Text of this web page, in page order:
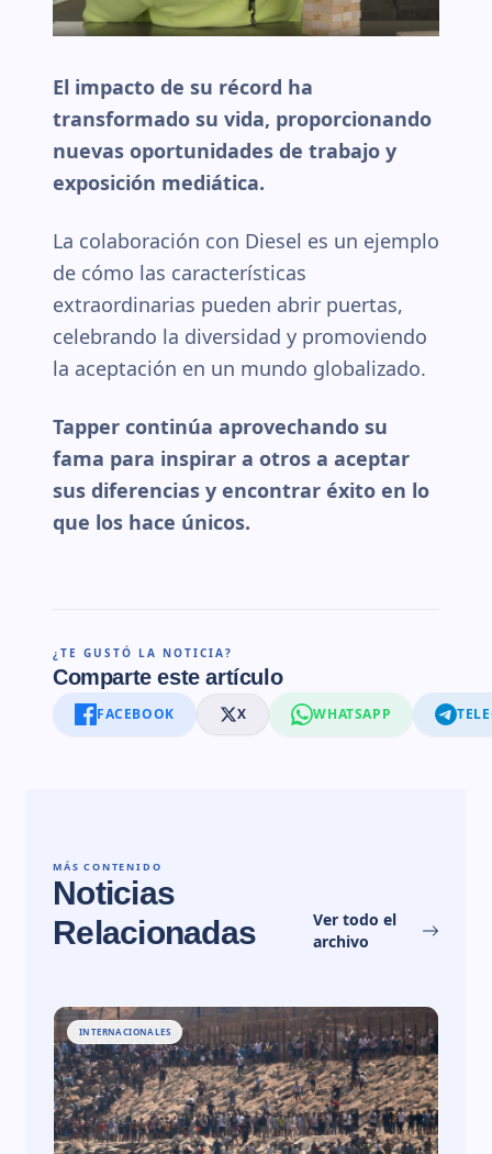
El impacto de su récord ha
transformado su vida, proporcionando
nuevas oportunidades de trabajo y
exposición mediática.
La colaboración con Diesel es un ejemplo
de cómo las características
extraordinarias pueden abrir puertas,
celebrando la diversidad y promoviendo
la aceptación en un mundo globalizado.
Tapper continúa aprovechando su
fama para inspirar a otros a aceptar
sus diferencias y encontrar éxito en lo
que los hace únicos.
¿TE GUSTÓ LA NOTICIA?
Comparte este artículo
FACEBOOK X WHATSAPP
MÁS CONTENIDO
Noticias
Relacionadas
Ver todo el
archivo
INTERNACIONALES